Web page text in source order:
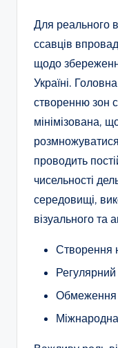
Для реального
ссавців
щодо
Україні.
створенню зон
мінімізована,
проводить
чисельності
середовищі,
візуального та
Створення
Регулярний
Обмеження